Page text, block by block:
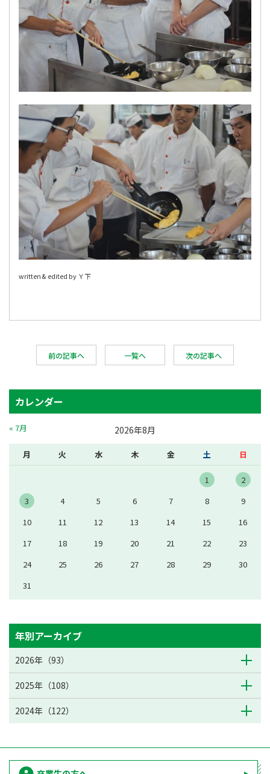
written & edited by Ｙ下
前の記事へ 一覧へ 次の記事へ
カレンダー
2026年8月
月 火 水 木 金 土 日
1
2
3
4 5 6 7 8
9
10
11 12 13 14 15
16
17
18 19 20 21 22
23
24
25 26 27 28 29
30
31
« 7月
年別アーカイブ
2026年（93）
2025年（108）
2024年（122）